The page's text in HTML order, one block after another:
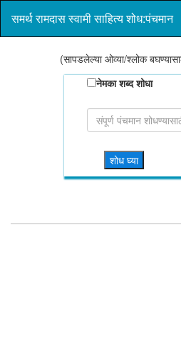
समर्थ रामदास स्वामी साहित्य शोध:पंचमान
(सापडलेल्या ओव्या/श्लोक
नेमका शब्द शोधा
शोध घ्या